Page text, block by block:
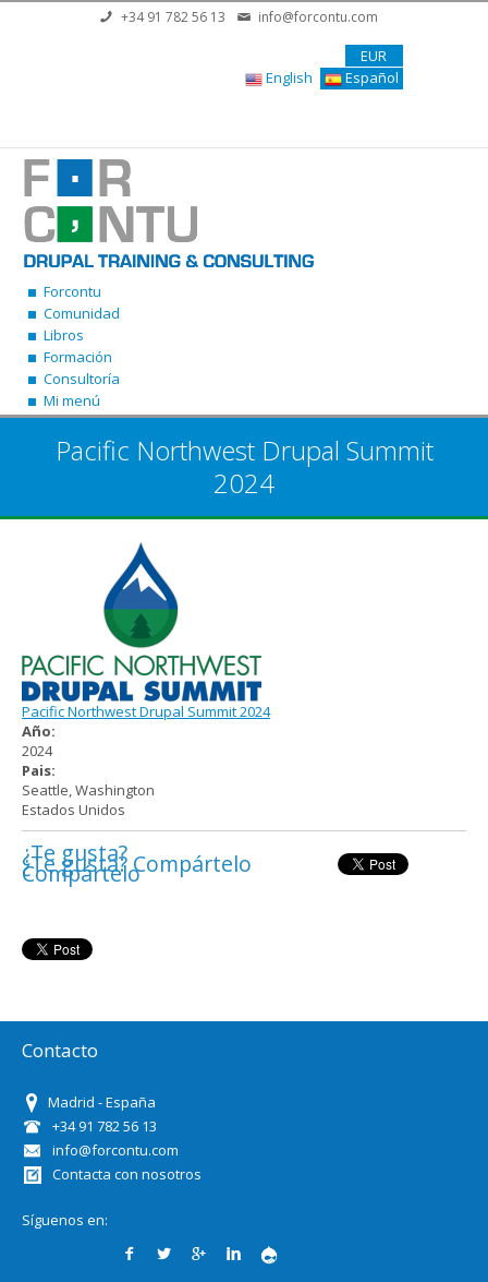
Pasar al contenido principal
+34 91 782 56 13 info@forcontu.com
EUR
English
Español
Forcontu
Comunidad
Libros
Formación
Consultoría
Mi menú
Pacific Northwest Drupal Summit
2024
Pacific Northwest Drupal Summit 2024
Año:
2024
Pais:
Seattle Washington
Estados Unidos
¿Te gusta?
Compártelo
¿Te gusta? Compártelo
Contacto
Madrid - España
+34 91 782 56 13
info@forcontu.com
Contacta con nosotros
Síguenos en: